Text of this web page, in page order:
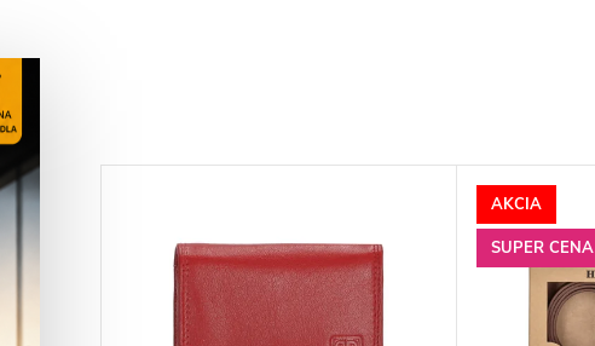
AKCIA
SUPER CENA